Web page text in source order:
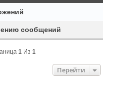
сообщений
1 Из 1
Перейти